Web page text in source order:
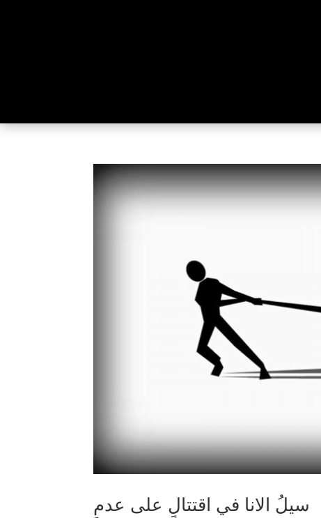
سيلُ الانا في اقتتالٍ على عدمِ